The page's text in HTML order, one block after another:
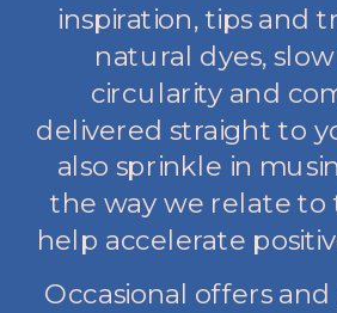
inspiration, tips and
natural dyes,
circularity and
delivered straight to
also sprinkle in
the way we relate to
help accelerate
Occasional offers